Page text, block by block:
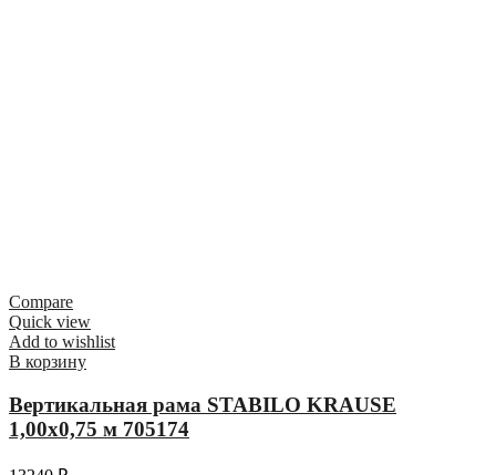
Compare
Quick view
Add to wishlist
В корзину
Вертикальная рама STABILO KRAUSE
1,00х0,75 м 705174